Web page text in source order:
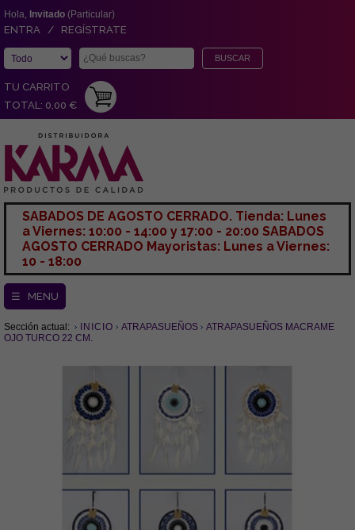
Hola, Invitado (Particular)
ENTRA / REGÍSTRATE
TU CARRITO
TOTAL: 0,00 €
SABADOS DE AGOSTO CERRADO. Tienda: Lunes
a Viernes: 10:00 - 14:00 y 17:00 - 20:00 SABADOS
AGOSTO CERRADO Mayoristas: Lunes a Viernes:
10 - 18:00
☰ MENU
Sección actual: INICIO ATRAPASUEÑOS
ATRAPASUEÑOS MACRAME
OJO TURCO 22 CM.